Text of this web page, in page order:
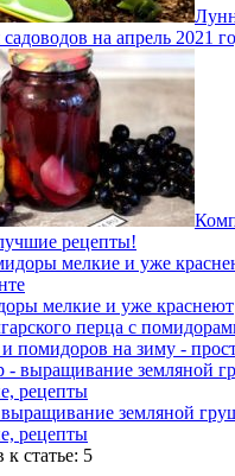
на апрель 2021
рецепты!
мелкие и уже краснеют
и помидоров на зиму -
земляной
рецепты
статье: 5